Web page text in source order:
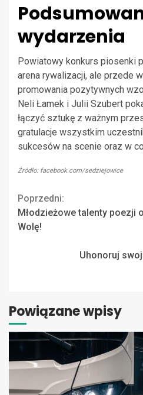
wydarzenia
Powiatowy konkurs piosenki
arena rywalizacji, ale przede
promowania pozytywnych
Neli Łamek i Julii Szubert
łączyć sztukę z ważnym
gratulacje wszystkim
sukcesów na scenie oraz w
Źródło: facebook.com/sedziejowice
Continue
Reading
Poprzedni:
Młodzieżowe talenty poezji
Wolę!
Uhonoruj
Powiązane wpisy